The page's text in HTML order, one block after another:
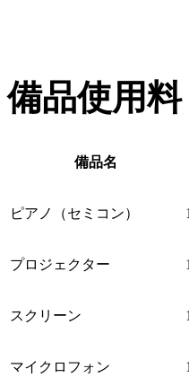
備品使用料
備品名
ピアノ（セミコン）
プロジェクター
スクリーン
マイクロフォン